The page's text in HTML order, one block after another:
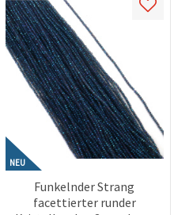
NEU
Funkelnder Strang
facettierter runder